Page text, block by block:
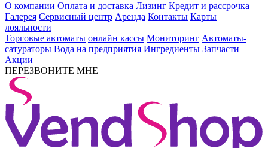
О компании Оплата и доставка Лизинг Кредит и рассрочка
Галерея Сервисный центр Аренда Контакты Карты
лояльности
Торговые автоматы онлайн кассы Мониторинг Автоматы-
сатураторы Вода на предприятия Ингредиенты Запчасти
Акции
ПЕРЕЗВОНИТЕ МНЕ